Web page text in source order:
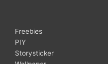
Freebies
PIY
Storysticker